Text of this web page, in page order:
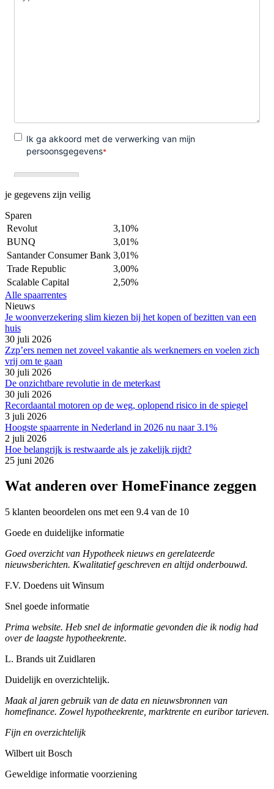
je gegevens zijn veilig
Sparen
Revolut
3,10%
BUNQ
3,01%
Santander Consumer Bank 3,01%
Trade Republic
3,00%
Scalable Capital
2,50%
Alle spaarrentes
Nieuws
Je woonverzekering slim kiezen bij het kopen of bezitten van een
huis
30 juli 2026
Zzp’ers nemen net zoveel vakantie als werknemers en voelen zich
vrij om te gaan
30 juli 2026
De onzichtbare revolutie in de meterkast
30 juli 2026
Recordaantal motoren op de weg, oplopend risico in de spiegel
3 juli 2026
Hoogste spaarrente in Nederland in 2026 nu naar 3.1%
2 juli 2026
Hoe belangrijk is restwaarde als je zakelijk rijdt?
25 juni 2026
Wat anderen over HomeFinance zeggen
5 klanten beoordelen ons met een 9.4 van de 10
Goede en duidelijke informatie
Goed overzicht van Hypotheek nieuws en gerelateerde
nieuwsberichten. Kwalitatief geschreven en altijd onderbouwd.
F.V. Doedens uit Winsum
Snel goede informatie
Prima website. Heb snel de informatie gevonden die ik nodig had
over de laagste hypotheekrente.
L. Brands uit Zuidlaren
Duidelijk en overzichtelijk.
Maak al jaren gebruik van de data en nieuwsbronnen van
homefinance. Zowel hypotheekrente, marktrente en euribor tarieven.
Fijn en overzichtelijk
Wilbert uit Bosch
Geweldige informatie voorziening